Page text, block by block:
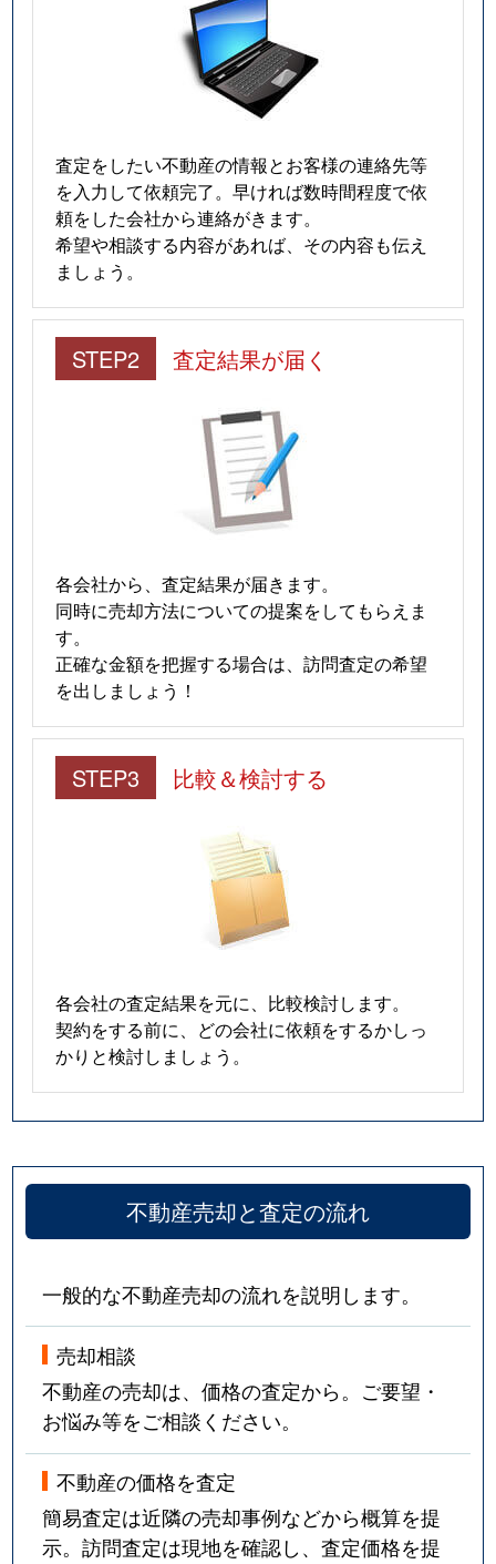
査定をしたい不動産の情報とお客様の連絡先等
を入力して依頼完了。早ければ数時間程度で依
頼をした会社から連絡がきます。
希望や相談する内容があれば、その内容も伝え
ましょう。
STEP2 査定結果が届く
各会社から、査定結果が届きます。
同時に売却方法についての提案をしてもらえま
す。
正確な金額を把握する場合は、訪問査定の希望
を出しましょう！
STEP3 比較＆検討する
各会社の査定結果を元に、比較検討します。
契約をする前に、どの会社に依頼をするかしっ
かりと検討しましょう。
不動産売却と査定の流れ
一般的な不動産売却の流れを説明します。
売却相談
不動産の売却は、価格の査定から。ご要望・
お悩み等をご相談ください。
不動産の価格を査定
簡易査定は近隣の売却事例などから概算を提
示。訪問査定は現地を確認し、査定価格を提